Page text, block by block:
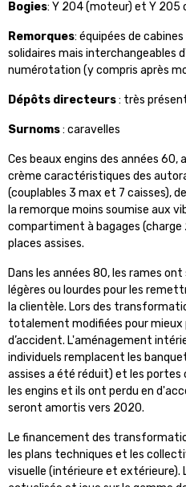
Bogies: Y 204 (moteur) et Y 205
Remorques: équipées de
solidaires mais interchangeables
numérotation (y compris après
Dépôts directeurs: très
Surnoms: caravelles
Ces beaux engins des années
crème caractéristiques des
(couplables 3 max et 7 caisses),
la remorque moins soumise aux
compartiment à bagages (charge
places assises.
Dans les années 80, les rames
légères ou lourdes pour les
la clientèle. Lors des
totalement modifiées pour
d’accident. L'aménagement
individuels remplacent les
assises a été réduit) et les portes
les engins et ils ont perdu en
seront amortis vers 2020.
Le financement des
les plans techniques et les
visuelle (intérieure et extérieure).